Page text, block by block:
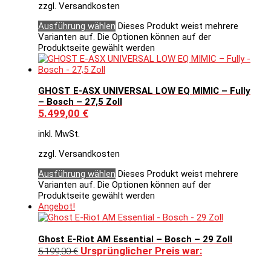
zzgl. Versandkosten
Ausführung wählen Dieses Produkt weist mehrere
Varianten auf. Die Optionen können auf der
Produktseite gewählt werden
GHOST E-ASX UNIVERSAL LOW EQ MIMIC – Fully
– Bosch – 27,5 Zoll
5.499,00 €
inkl. MwSt.
zzgl. Versandkosten
Ausführung wählen Dieses Produkt weist mehrere
Varianten auf. Die Optionen können auf der
Produktseite gewählt werden
Angebot!
Ghost E-Riot AM Essential – Bosch – 29 Zoll
5.199,00€ Ursprünglicher Preis war: